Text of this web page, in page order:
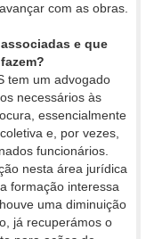
com as obras.
e que
tem um advogado
necessários às
essencialmente
e, por vezes,
funcionários.
nesta área jurídica
formação interessa
uma diminuição
já recuperámos o